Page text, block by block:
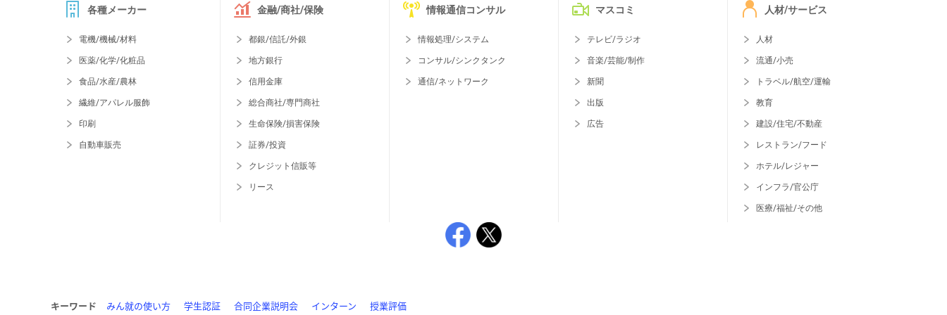
各種メーカー
電機/機械/材料
医薬/化学/化粧品
食品/水産/農林
繊維/アパレル服飾
印刷
自動車販売
金融/商社/保険
都銀/信託/外銀
地方銀行
信用金庫
総合商社/専門商社
生命保険/損害保険
証券/投資
クレジット信販等
リース
情報通信コンサル
情報処理/システム
コンサル/シンクタンク
通信/ネットワーク
マスコミ
テレビ/ラジオ
音楽/芸能/制作
新聞
出版
広告
人材/サービス
人材
流通/小売
トラベル/航空/運輸
教育
建設/住宅/不動産
レストラン/フード
ホテル/レジャー
インフラ/官公庁
医療/福祉/その他
キーワード みん就の使い方 学生認証 合同企業説明会 インターン 授業評価